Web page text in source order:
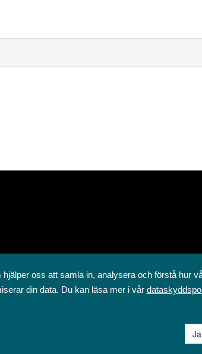
oss att samla in, analysera och förstå hur
din data. Du kan läsa mer i vår